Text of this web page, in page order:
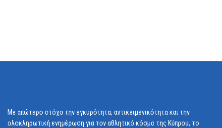
Με απώτερο στόχο την εγκυρότητα, αντικειμενικότητα και την
ολοκληρωτική ενημέρωση για τον αθλητικό κόσμο της Κύπρου, το